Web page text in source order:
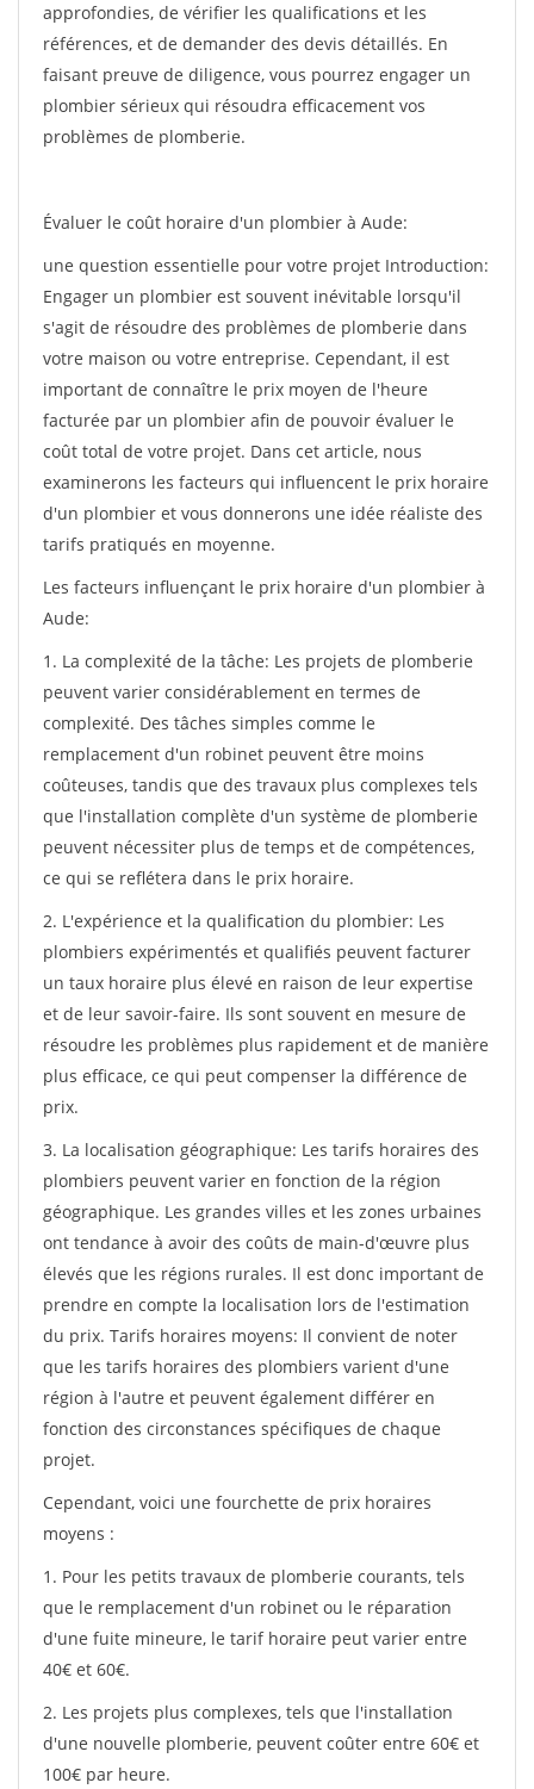
approfondies, de vérifier les qualifications et les
références, et de demander des devis détaillés. En
faisant preuve de diligence, vous pourrez engager un
plombier sérieux qui résoudra efficacement vos
problèmes de plomberie.
Évaluer le coût horaire d'un plombier à Aude:
une question essentielle pour votre projet Introduction:
Engager un plombier est souvent inévitable lorsqu'il
s'agit de résoudre des problèmes de plomberie dans
votre maison ou votre entreprise. Cependant, il est
important de connaître le prix moyen de l'heure
facturée par un plombier afin de pouvoir évaluer le
coût total de votre projet. Dans cet article, nous
examinerons les facteurs qui influencent le prix horaire
d'un plombier et vous donnerons une idée réaliste des
tarifs pratiqués en moyenne.
Les facteurs influençant le prix horaire d'un plombier à
Aude:
1. La complexité de la tâche: Les projets de plomberie
peuvent varier considérablement en termes de
complexité. Des tâches simples comme le
remplacement d'un robinet peuvent être moins
coûteuses, tandis que des travaux plus complexes tels
que l'installation complète d'un système de plomberie
peuvent nécessiter plus de temps et de compétences,
ce qui se reflétera dans le prix horaire.
2. L'expérience et la qualification du plombier: Les
plombiers expérimentés et qualifiés peuvent facturer
un taux horaire plus élevé en raison de leur expertise
et de leur savoir-faire. Ils sont souvent en mesure de
résoudre les problèmes plus rapidement et de manière
plus efficace, ce qui peut compenser la différence de
prix.
3. La localisation géographique: Les tarifs horaires des
plombiers peuvent varier en fonction de la région
géographique. Les grandes villes et les zones urbaines
ont tendance à avoir des coûts de main-d'œuvre plus
élevés que les régions rurales. Il est donc important de
prendre en compte la localisation lors de l'estimation
du prix. Tarifs horaires moyens: Il convient de noter
que les tarifs horaires des plombiers varient d'une
région à l'autre et peuvent également différer en
fonction des circonstances spécifiques de chaque
projet.
Cependant, voici une fourchette de prix horaires
moyens :
1. Pour les petits travaux de plomberie courants, tels
que le remplacement d'un robinet ou le réparation
d'une fuite mineure, le tarif horaire peut varier entre
40€ et 60€.
2. Les projets plus complexes, tels que l'installation
d'une nouvelle plomberie, peuvent coûter entre 60€ et
100€ par heure.